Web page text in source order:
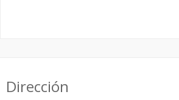
Dirección